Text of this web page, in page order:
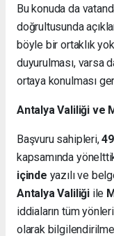
Bu konuda da
doğrultusunda
böyle bir ortaklık
duyurulması, varsa
ortaya konulması
Antalya Valiliği ve
Başvuru sahipleri,
kapsamında
içinde yazılı ve
Antalya Valiliğiile
iddiaların tüm
olarak